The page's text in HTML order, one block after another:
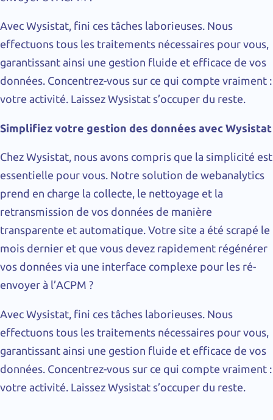
Avec Wysistat, fini ces tâches laborieuses. Nous
effectuons tous les traitements nécessaires pour vous,
garantissant ainsi une gestion fluide et efficace de vos
données. Concentrez-vous sur ce qui compte vraiment :
votre activité. Laissez Wysistat s’occuper du reste.
Simplifiez votre gestion des données avec Wysistat
Chez Wysistat, nous avons compris que la simplicité est
essentielle pour vous. Notre solution de webanalytics
prend en charge la collecte, le nettoyage et la
retransmission de vos données de manière
transparente et automatique. Votre site a été scrapé le
mois dernier et que vous devez rapidement régénérer
vos données via une interface complexe pour les ré-
envoyer à l’ACPM ?
Avec Wysistat, fini ces tâches laborieuses. Nous
effectuons tous les traitements nécessaires pour vous,
garantissant ainsi une gestion fluide et efficace de vos
données. Concentrez-vous sur ce qui compte vraiment :
votre activité. Laissez Wysistat s’occuper du reste.